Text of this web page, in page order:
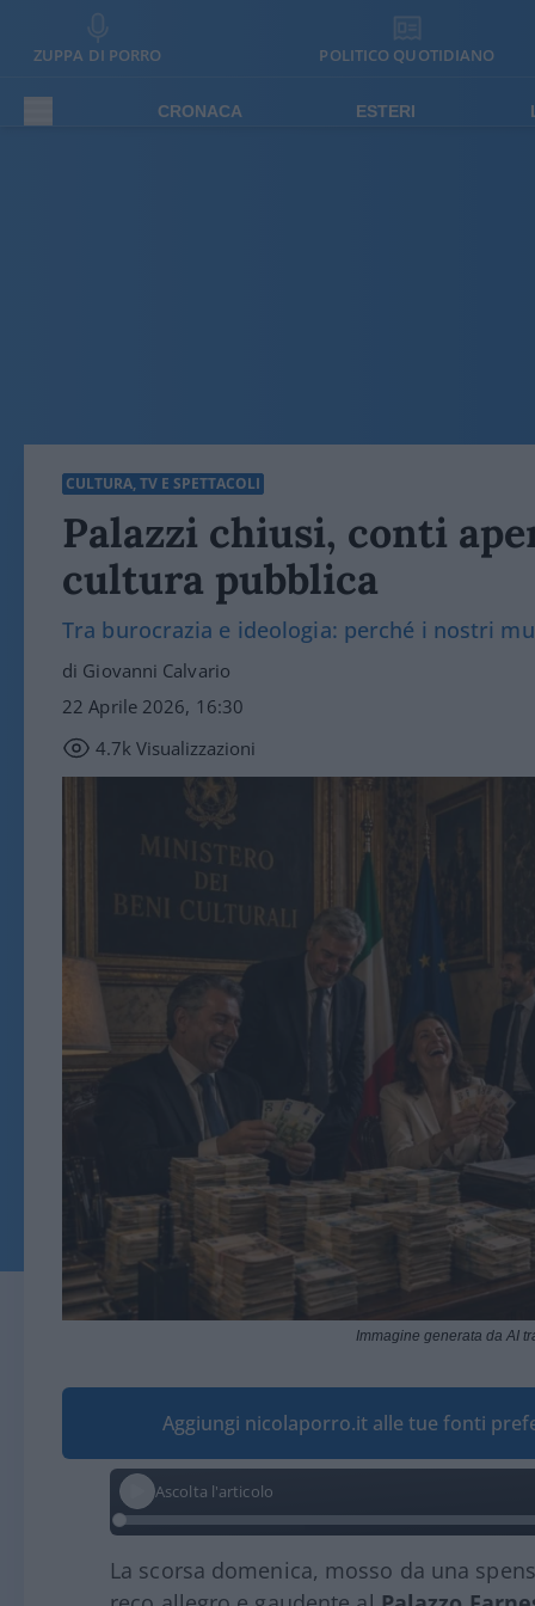
ZUPPA DI PORRO POLITICO QUOTIDIANO
CRONACA ESTERI
CULTURA, TV E SPETTACOLI
Palazzi chiusi, conti
cultura pubblica
Tra burocrazia e ideologia: perché i nostri
di Giovanni Calvario
22 Aprile 2026, 16:30
4.7k Visualizzazioni
Immagine generata da AI
Aggiungi nicolaporro.it alle tue fonti
Ascolta l'articolo
La scorsa domenica, mosso da una